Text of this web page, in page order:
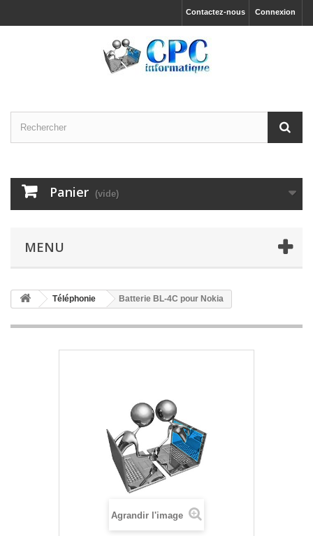
Connexion
Contactez-nous
Panier (vide)
MENU
Téléphonie Batterie BL-4C pour Nokia
Agrandir l'image